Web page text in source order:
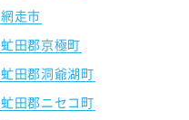
網走市
虻田郡京極町
虻田郡洞爺湖町
虻田郡ニセコ町